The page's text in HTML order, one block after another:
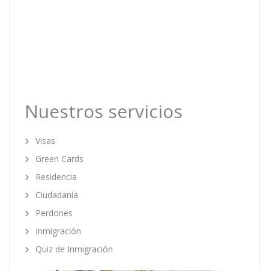
Nuestros servicios
Visas
Green Cards
Residencia
Ciudadanía
Perdones
Inmigración
Quiz de Inmigración